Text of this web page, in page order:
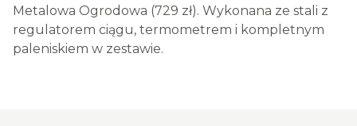
Metalowa Ogrodowa (729 zł). Wykonana ze stali z
regulatorem ciągu, termometrem i kompletnym
paleniskiem w zestawie.